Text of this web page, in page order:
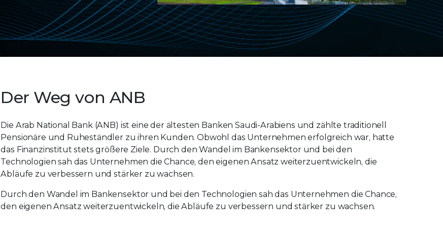
Der Weg von ANB
Die Arab National Bank (ANB) ist eine der ältesten Banken Saudi-Arabiens und zählte traditionell
Pensionäre und Ruheständler zu ihren Kunden. Obwohl das Unternehmen erfolgreich war, hatte
das Finanzinstitut stets größere Ziele. Durch den Wandel im Bankensektor und bei den
Technologien sah das Unternehmen die Chance, den eigenen Ansatz weiterzuentwickeln, die
Abläufe zu verbessern und stärker zu wachsen.
Durch den Wandel im Bankensektor und bei den Technologien sah das Unternehmen die Chance,
den eigenen Ansatz weiterzuentwickeln, die Abläufe zu verbessern und stärker zu wachsen.